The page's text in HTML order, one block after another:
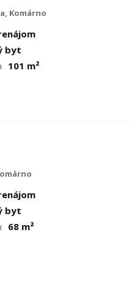
Komárno
byt
101 m²
byt
68 m²